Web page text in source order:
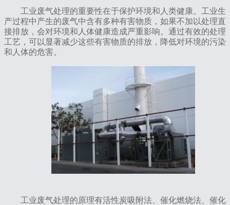
‌工业废气处理的重要性在于保护环境和人类健康。‌工业生
产过程中产生的废气中含有多种有害物质，如果不加以处理直
接排放，会对环境和人体健康造成严重影响。通过有效的处理
工艺，可以显著减少这些有害物质的排放，降低对环境的污染
和人体的危害。
工业废气处理的原理有活性炭吸附法、催化燃烧法、催化